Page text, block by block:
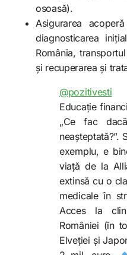
osoasă).
Asigurarea
diagnosticarea
România,
și recuperarea și
@pozitivesti
Educație
„Ce fac
neașteptată?”.
exemplu, e
viață de la
extinsă cu o
medicale în
Acces la
României (în
Elveției și